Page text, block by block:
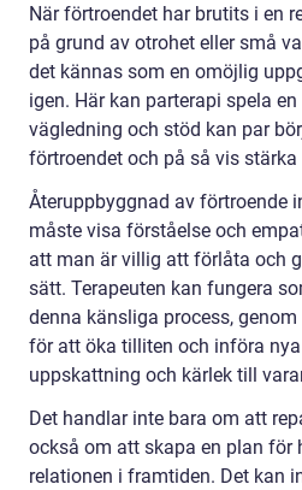
När förtroendet har brutits i en
på grund av otrohet eller små
det kännas som en omöjlig
igen. Här kan parterapi spela
vägledning och stöd kan par
förtroendet och på så vis
Återuppbyggnad av förtroende
måste visa förståelse och
att man är villig att förlåta och
sätt. Terapeuten kan fungera
denna känsliga process,
för att öka tilliten och införa
uppskattning och kärlek till
Det handlar inte bara om att
också om att skapa en plan för
relationen i framtiden. Det kan